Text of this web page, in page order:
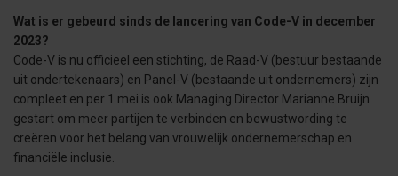
Wat is er gebeurd sinds de lancering van Code-V in december
2023?
Code-V is nu officieel een stichting, de Raad-V (bestuur bestaande
uit ondertekenaars) en Panel-V (bestaande uit ondernemers) zijn
compleet en per 1 mei is ook Managing Director Marianne Bruijn
gestart om meer partijen te verbinden en bewustwording te
creëren voor het belang van vrouwelijk ondernemerschap en
financiële inclusie.